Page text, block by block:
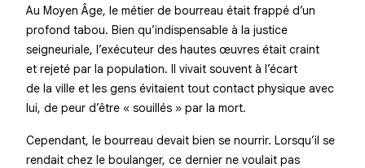
Au Moyen Âge, le métier de bourreau était frappé d’un
profond tabou. Bien qu’indispensable à la justice
seigneuriale, l’exécuteur des hautes œuvres était craint
et rejeté par la population. Il vivait souvent à l’écart
de la ville et les gens évitaient tout contact physique avec
lui, de peur d’être « souillés » par la mort.
Cependant, le bourreau devait bien se nourrir. Lorsqu’il se
rendait chez le boulanger, ce dernier ne voulait pas